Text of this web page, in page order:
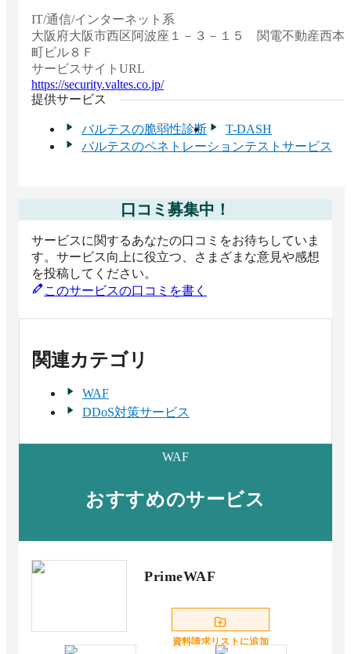
IT/通信/インターネット系
大阪府大阪市西区阿波座１－３－１５ 関電不動産西本
町ビル８Ｆ
サービスサイトURL
https://security.valtes.co.jp/
提供サービス
バルテスの脆弱性診断
T-DASH
バルテスのペネトレーションテストサービス
口コミ募集中！
サービスに関するあなたの口コミをお待ちしていま
す。サービス向上に役立つ、さまざまな意見や感想
を投稿してください。
このサービスの口コミを書く
関連カテゴリ
WAF
DDoS対策サービス
WAF
おすすめのサービス
PrimeWAF
資料請求リストに追加